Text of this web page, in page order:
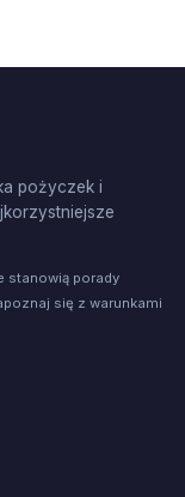
pożyczek i
stanowią porady
się z warunkami